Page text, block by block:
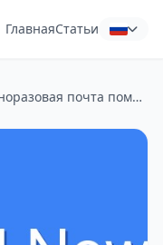
ГлавнаяСтатьи
Хитрый ход: как одноразовая почта помогает урвать ценные ресурсы без спама